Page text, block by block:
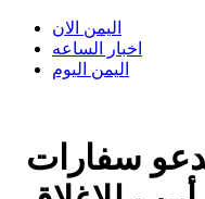
اليمن الان
اخبار الساعه
اليمن اليوم
سفارات